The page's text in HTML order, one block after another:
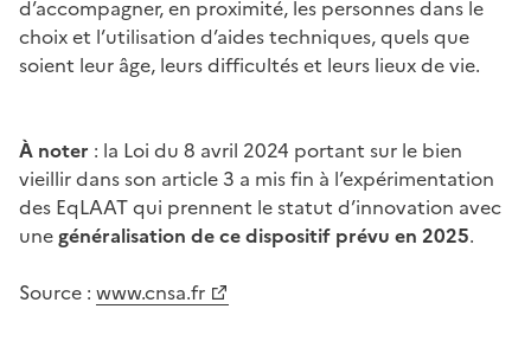
d’accompagner, en proximité, les personnes dans le
choix et l’utilisation d’aides techniques, quels que
soient leur âge, leurs difficultés et leurs lieux de vie.
À noter : la Loi du 8 avril 2024 portant sur le bien
vieillir dans son article 3 a mis fin à l’expérimentation
des EqLAAT qui prennent le statut d’innovation avec
une généralisation de ce dispositif prévu en 2025.
Source : www.cnsa.fr